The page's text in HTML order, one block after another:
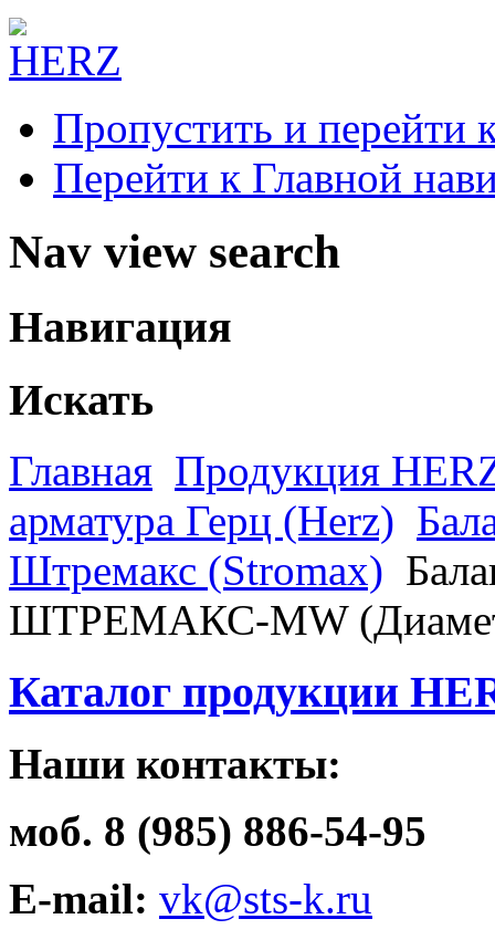
Пропустить и перейти
Перейти к Главной
Nav view search
Навигация
Искать
Главная Продукция
арматура Герц (Herz)
Штремакс (Stromax)
ШТРЕМАКС-MW
Каталог продукции
Наши контакты:
моб. 8 (985) 886-54-95
E-mail: vk@sts-k.ru